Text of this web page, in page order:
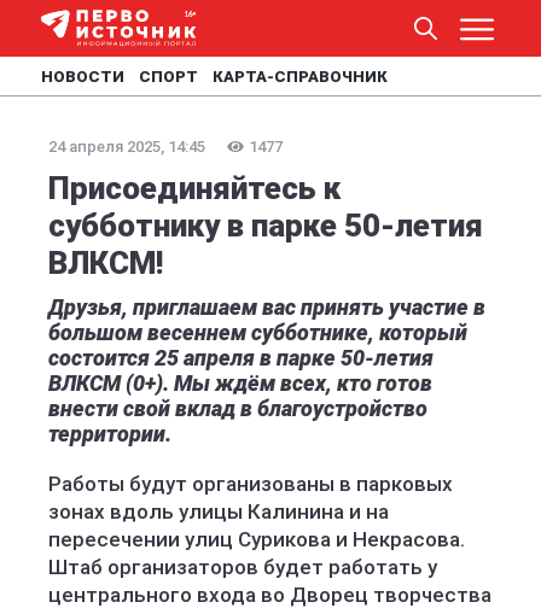
НОВОСТИ СПОРТ КАРТА-СПРАВОЧНИК
24 апреля 2025, 14:45 1477
Присоединяйтесь к
субботнику в парке 50-летия
ВЛКСМ!
Друзья, приглашаем вас принять участие в
большом весеннем субботнике, который
состоится 25 апреля в парке 50-летия
ВЛКСМ (0+). Мы ждём всех, кто готов
внести свой вклад в благоустройство
территории.
Работы будут организованы в парковых
зонах вдоль улицы Калинина и на
пересечении улиц Сурикова и Некрасова.
Штаб организаторов будет работать у
центрального входа во Дворец творчества